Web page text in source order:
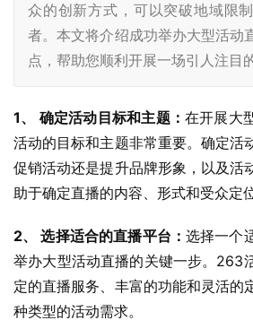
众的创新方式，可以突破地域限
者。本文将介绍成功举办大型活动
点，帮助您顺利开展一场引人注目
1、 确定活动目标和主题： 在开展大
活动的目标和主题非常重要。确定活
促销活动还是提升品牌形象，以及活
助于确定直播的内容、形式和受众定位
2、 选择适合的直播平台： 选择一个
举办大型活动直播的关键一步。263
定的直播服务、丰富的功能和灵活的
种类型的活动需求。